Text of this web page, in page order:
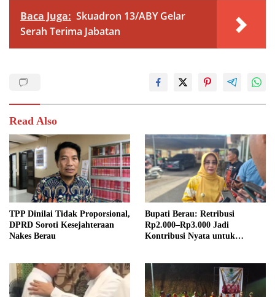
Baca Juga: Skuadron 13/ABY Gelar
Serah Terima Jabatan
Read Also
TPP Dinilai Tidak Proporsional,
DPRD Soroti Kesejahteraan
Nakes Berau
Bupati Berau: Retribusi
Rp2.000–Rp3.000 Jadi
Kontribusi Nyata untuk